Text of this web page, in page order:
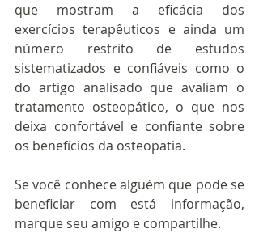
que mostram a eficácia dos
exercícios terapêuticos e ainda um
número restrito de estudos
sistematizados e confiáveis como o
do artigo analisado que avaliam o
tratamento osteopático, o que nos
deixa confortável e confiante sobre
os benefícios da osteopatia.
Se você conhece alguém que pode se
beneficiar com está informação,
marque seu amigo e compartilhe.